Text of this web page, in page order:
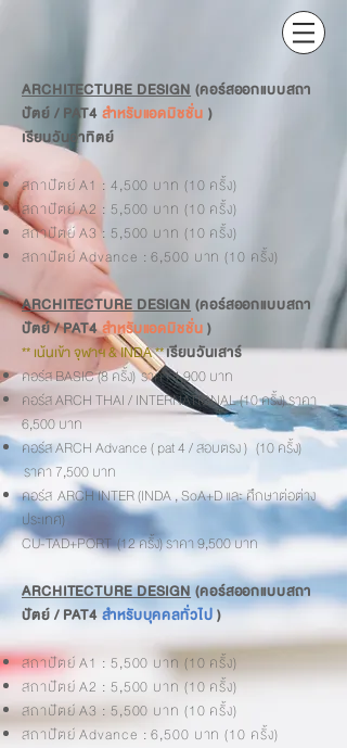
ARCHITECTURE DESIGN(คอร์สออกแบบสถา
ปัตย์ / PAT4 สำหรับแอดมิชชั่น )
เรียนวันอาทิตย์
สถาปัตย์ A1 : 4,500 บาท (10 ครั้ง)
สถาปัตย์ A2 : 5,500 บาท (10 ครั้ง)
สถาปัตย์ A3 : 5,500 บาท (10 ครั้ง)
สถาปัตย์ Advance : 6,500 บาท (10 ครั้ง)
ARCHITECTURE DESIGN(คอร์สออกแบบสถา
ปัตย์ / PAT4สำหรับแอดมิชชั่น)
** เน้นเข้า จุฬาฯ & INDA **เรียนวันเสาร์
คอร์ส BASIC (8 ครั้ง) ราคา 4,900 บาท
คอร์ส ARCH THAI / INTERNATIONAL (10 ครั้ง) ราคา
6,500 บาท
คอร์ส ARCH Advance ( pat 4 / สอบตรง ) (10 ครั้ง)
ราคา 7,500 บาท
คอร์ส ARCH INTER (INDA , SoA+D และ ศึกษาต่อต่าง
ประเทศ)
CU-TAD+PORT (12 ครั้ง) ราคา 9,500 บาท
ARCHITECTURE DESIGN(คอร์สออกแบบสถา
ปัตย์ / PAT4สำหรับบุคคลทั่วไป)
สถาปัตย์ A1 : 5,500 บาท (10 ครั้ง)
สถาปัตย์ A2 : 5,500 บาท (10 ครั้ง)
สถาปัตย์ A3 : 5,500 บาท (10 ครั้ง)
สถาปัตย์ Advance : 6,500 บาท (10 ครั้ง)